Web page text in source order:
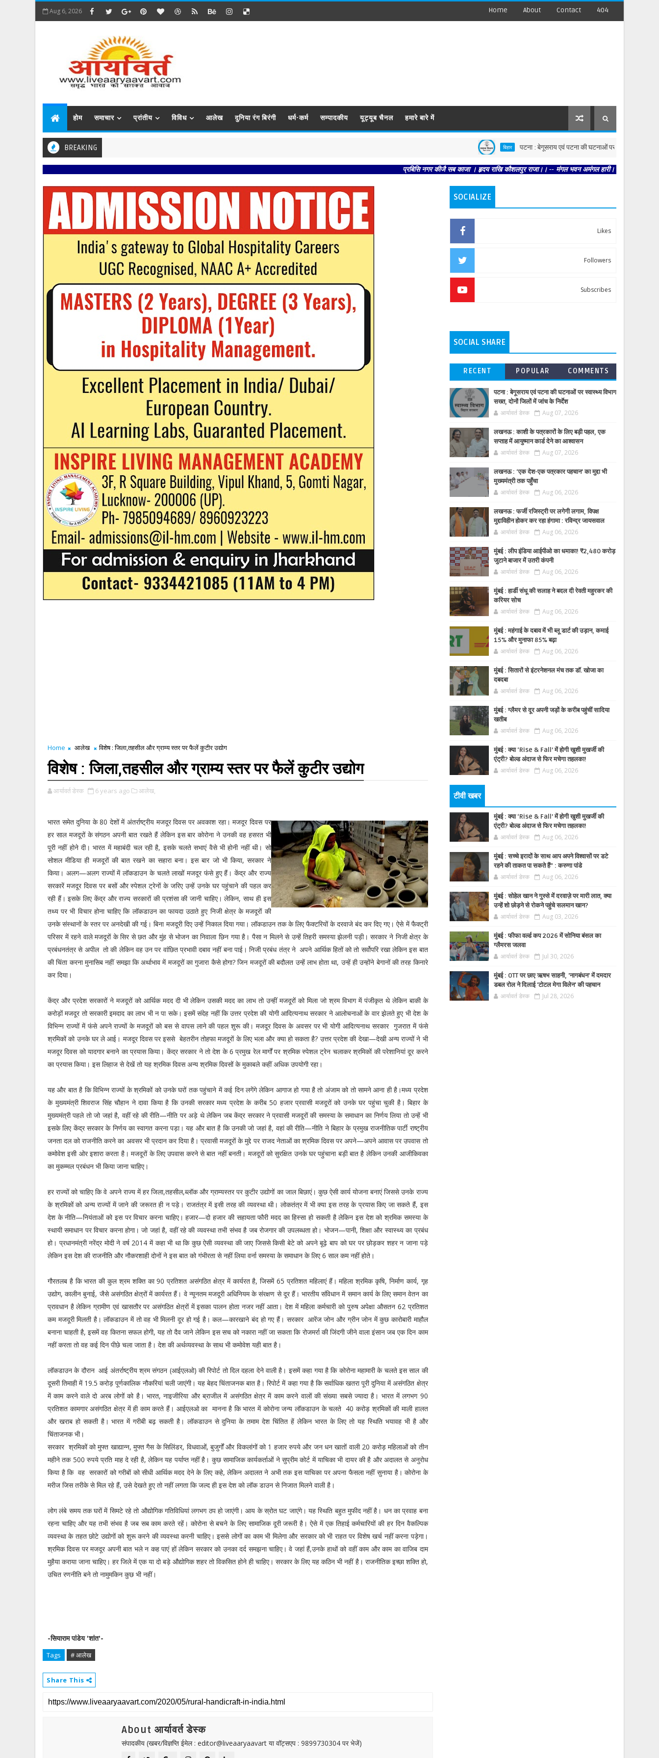
Aug 6, 2026 Home About Contact 404
होम समाचार प्रांतीय विविध आलेख दुनिया रंग बिरंगी धर्म-कर्म सम्पादकीय यूट्यूब चैनल हमारे बारे में
BREAKING बिहार पटना : बेगूसराय एवं पटना की घटनाओं पर स्वास्थ्य विभाग सख्त, दोनों
प्रबिसि नगर कीजै सब काजा । हृदय राखि कौशलपुर राजा।। -- मंगल भवन अमंगल हारी। द्रवहु सुदसरथ अजिर
Home आलेख विशेष : जिला,तहसील और ग्राम्य स्तर पर फैलें कुटीर उद्योग
विशेष : जिला,तहसील और ग्राम्य स्तर पर फैलें कुटीर उद्योग
आर्यावर्त डेस्क 6 years ago आलेख,
भारत समेत दुनिया के 80 देशों में अंतर्राष्ट्रीय मजदूर दिवस पर अवकाश रहा। मजदूर दिवस पर
हर साल मजदूरों के संगठन अपनी बात रखते हैं लेकिन इस बार कोरोना ने उनकी वह हसरत भी
पूरी नहीं होने दी। भारत में महाबंदी चल रही है, इसके चलते सभाएं वैसे भी होनी नहीं थी। सो
सोशल मीडिया ही मजदूरों की बात रखने का सहारा बना। इस बार जो भी किया, सरकार ने
किया। अलग—अलग राज्यों में लॉकडाउन के चलते लाखों मजदूर फंसे हुए हैं। केंद्र और राज्य
सरकारें मजदूर दिवस पर बसों और स्पेशल ट्रेनों के जरिए उन्हें उनके घर पहुंचाने की पहल कर
रही हैं। इसके लिए केंद्र और राज्य सरकारों की प्रशंसा की जानी चाहिए। लेकिन, साथ ही इस
तथ्य पर भी विचार होना चाहिए कि लॉकडाउन का फायदा उठाते हुए निजी क्षेत्र के मजदूरों की
उनके संस्थानों के स्तर पर अनदेखी की गई। बिना मजदूरी दिए उन्हें निकाल दिया गया। लॉकडाउन तक के लिए फैक्टरियों के दरवाजे बंद कर दिए गए। ऐसे में फैक्ट्री
परिसर में रहने वाले मजदूरों के सिर से छत और मुंह से भोजन का निवाला छिन गया है। पैसा न मिलने से उन्हें तिहरी समस्या झेलनी पड़ी। सरकार ने निजी क्षेत्र के
प्रबंधनतंत्र से अपील तो की लेकिन वह उन पर वांछित प्रभावी दबाव नहीं बना पाई। निजी प्रबंध तंत्र ने अपने आर्थिक हितों को तो सर्वोपरि रखा लेकिन इस बात
की चिंता करना मुनासिब नहीं समझा कि अर्थाभाव में मजदूरों का गुजारा कैसे होगा? जिन मजदूरों की बदौलत उन्हें लाभ होता था, उन्हें ही उन्होंने बेगानों की तरह किनारे
कर दिया।
केंद्र और प्रदेश सरकारों ने मजदूरों को आर्थिक मदद दी भी लेकिन उसकी मदद का लाभ तो उन्हीं मजदूरों को मिला जो श्रम विभाग में पंजीकृत थे लेकिन बाकी के
करोड़ों मजदूर तो सरकारी इमदाद का लाभ भी न पा सके। इसमें संदेह नहीं कि उत्तर प्रदेश की योगी आदित्यनाथ सरकार ने आलोचनाओं के वार झेलते हुए भी देश के
विभिन्न राज्यों में फंसे अपने राज्यों के मजदूरों को बस से वापस लाने की पहल शुरू की। मजदूर दिवस के अवसर पर भी योगी आदित्यनाथ सरकार गुजरात में फंसे
श्रमिकों को उनके घर ले आई। मजदूर दिवस पर इससे बेहतरीन तोहफा मजदूरों के लिए भला और क्या हो सकता है? उत्तर प्रदेश की देखा—देखी अन्य राज्यों ने भी
मजदूर दिवस को यादगार बनाने का प्रयास किया। केंद्र सरकार ने तो देश के 6 प्रमुख रेल मार्गों पर श्रमिक स्पेशल ट्रेन चलाकर श्रमिकों की परेशानियां दूर करने
का प्रयास किया। इस लिहाज से देखें तो यह श्रमिक दिवस अन्य श्रमिक दिवसों के मुकाबले कहीं अधिक उपयोगी रहा।
यह और बात है कि विभिन्न राज्यों के श्रमिकों को उनके घरों तक पहुंचाने में कई दिन लगेंगे लेकिन आगाज हो गया है तो अंजाम को तो सामने आना ही है।मध्य प्रदेश
के मुख्यमंत्री शिवराज सिंह चौहान ने दावा किया है कि उनकी सरकार मध्य प्रदेश के करीब 50 हजार प्रवासी मजदूरों को उनके घर पहुंचा चुकी है। बिहार के
मुख्यमंत्री पहले तो जो जहां है, वहीं रहे की रीति—नीति पर अड़े थे लेकिन जब केंद्र सरकार ने प्रवासी मजदूरों की समस्या के समाधान का निर्णय लिया तो उन्हें भी
इसके लिए केंद्र सरकार के निर्णय का स्वागत करना पड़ा। यह और बात है कि उनकी जो जहां है, वहां की रीति—नीति ने बिहार के प्रमुख राजनीतिक पार्टी राष्ट्रीय
जनता दल को राजनीति करने का अवसर भी प्रदान कर दिया है। प्रवासी मजदूरों के मुद्दे पर राजद नेताओं का श्रमिक दिवस पर अपने—अपने आवास पर उपवास तो
कमोवेश इसी ओर इशारा करता है। मजदूरों के लिए उपवास करने से बात नहीं बनती। मजदूरों को सुरक्षित उनके घर पहुंचाना बड़ी बात है लेकिन उनकी आजीकिवका
का मुकम्मल प्रबंधन भी किया जाना चाहिए।
हर राज्यों को चाहिए कि वे अपने राज्य में हर जिला,तहसील,ब्लॉक और ग्राम्यस्तर पर कुटीर उद्योगों का जाल बिछाएं। कुछ ऐसी कार्य योजना बनाएं जिससे उनके राज्य
के श्रमिकों को अन्य राज्यों में जाने की जरूरत ही न पड़े। राजतंत्र में इसी तरह की व्यवस्था थी। लोकतंत्र में भी क्या इस तरह के प्रयास किए जा सकते हैं, इस
देश के नीति—नियंताओं को इस पर विचार करना चाहिए। हजार—दो हजार की सहायता फौरी मदद का हिस्सा हो सकती है लेकिन इस देश को श्रमिक समस्या के
स्थायी समाधान पर विचार करना होगा। जो जहां है, वहीं रहे की व्यवस्था तभी संभव है जब रोजगार की उपलब्धता हो। भोजन—पानी, शिक्षा और स्वास्थ्य का प्रबंध
हो। प्रधानमंत्री नरेंद्र मोदी ने वर्ष 2014 में कहा भी था कि कुछ ऐसी व्यवस्था की जाए जिससे किसी बेटे को अपने बूढ़े बाप को घर पर छोड़कर शहर न जाना पड़े
लेकिन इस देश की राजनीति और नौकरशाही दोनों ने इस बात को गंभीरता से नहीं लिया वर्ना समस्या के समाधान के लिए 6 साल कम नहीं होते।
गौरतलब है कि भारत की कुल श्रम शक्ति का 90 प्रतिशत असंगठित क्षेत्र में कार्यरत है, जिसमें 65 प्रतिशत महिलाएं हैं। महिला श्रमिक कृषि, निर्माण कार्य, गृह
उद्योग, कालीन बुनाई, जैसे असंगठित क्षेत्रों में कार्यरत हैं। वे न्यूनतम मजदूरी अधिनियम के संरक्षण से दूर हैं। भारतीय संविधान में समान कार्य के लिए समान वेतन का
प्रावधान है लेकिन ग्रामीण एवं खासतौर पर असंगठित क्षेत्रों में इसका पालन होता नजर नहीं आता। देश में महिला कर्मचारी को पुरुष अपेक्षा औसतन 62 प्रतिशत
कम मजदूरी मिलती है। लॉकडाउन में तो वह भी मिलनी दूर हो गई है। कल—कारखाने बंद हो गए हैं। सरकार आरेंज जोन और ग्रीन जोन में कुछ कारोबारी माहौल
बनाना चाहती है, इसमें वह कितना सफल होगी, यह तो दैव जाने लेकिन इस सच को नकारा नहीं जा सकता कि रोजमर्रा की जिंदगी जीने वाला इंसान जब एक दिन काम
नहीं करता तो वह कई दिन पीछे चला जाता है। देश की अर्थव्यवस्था के साथ भी कमोवेश यही बात है।
लॉकडाउन के दौरान आई अंतर्राष्ट्रीय श्रम संगठन (आईएलओ) की रिपोर्ट तो दिल दहला देने वाली है। इसमें कहा गया है कि कोरोना महामारी के चलते इस साल की
दूसरी तिमाही में 19.5 करोड़ पूर्णकालिक नौकरियां चली जाएंगी। यह बेहद चिंताजनक बात है। रिपोर्ट में कहा गया है कि सर्वाधिक खतरा पूरी दुनिया में असंगठित क्षेत्र
में काम करने वाले दो अरब लोगों को है। भारत, नाइजीरिया और ब्राजील में असंगठित क्षेत्र में काम करने वालों की संख्या सबसे ज्यादा है। भारत में लगभग 90
प्रतिशत कामगार असंगठित क्षेत्र में ही काम करते हैं। आईएलओ का मानना है कि भारत में कोरोना जन्य लॉकडाउन के चलते 40 करोड़ श्रमिकों की माली हालत
और खराब हो सकती है। भारत में गरीबी बढ़ सकती है। लॉकडाउन से दुनिया के तमाम देश चिंतित हें लेकिन भारत के लिए तो यह स्थिति भयावह भी है और
चिंताजनक भी।
सरकार श्रमिकों को मुफ्त खाद्यान्न, मुफ्त गैस के सिलिंडर, विधवाओं, बुजुर्गों और विकलांगों को 1 हजार रुपये और जन धन खातों वाली 20 करोड़ महिलाओं को तीन
महीने तक 500 रुपये प्रति माह दे रही है, लेकिन यह पर्याप्त नहीं है। कुछ सामाजिक कार्यकर्ताओं ने सुप्रीम कोर्ट में याचिका भी दायर की है और अदालत से अनुरोध
किया है कि वह सरकारों को गरीबों को सीधी आर्थिक मदद देने के लिए कहे, लेकिन अदालत ने अभी तक इस याचिका पर अपना फैसला नहीं सुनाया है। कोरोना के
मरीज जिस तरीके से मिल रहे हैं, उसे देखते हुए तो नहीं लगता कि जल्द ही इस देश को लॉक डाउन से निजात मिलने वाली है।
लोग लंबे समय तक घरों में सिमटे रहे तो औद्योगिक गतिविधियां लगभग ठप हो जाएंगी। आय के स्रोत घट जाएंगे। यह स्थिति बहुत मुफीद नहीं है। धन का प्रवाह बना
रहना चाहिए और यह तभी संभव है जब सब काम करते रहें। कोरोना से बचने के लिए सामाजिक दूरी जरूरी है। ऐसे में एक तिहाई कर्मचारियों की हर दिन वैकल्पिक
व्यवस्था के तहत छोटे उद्योगों को शुरू करने की व्यवस्था करनी चाहिए। इससे लोगों का काम भी मिलेगा और सरकार को भी राहत पर विशेष खर्च नहीं करना पड़ेगा।
श्रमिक दिवस पर मजदूर अपनी बात भले न कह पाएं हों लेकिन सरकार को उनका दर्द समझना चाहिए। वे जहां हैं,उनके हाथों को वहीं काम और काम का वाजिब दाम
मुहैया कराया जाना चाहिए। हर जिले में एक या दो बड़े औद्योगिक शहर तो विकसित होने ही चाहिए। सरकार के लिए यह कठिन भी नहीं है। राजनीतिक इच्छा शक्ति हो,
उचित रणनीति बने तो नामुमकिन कुछ भी नहीं।
-सियाराम पांडेय 'शांत'-
Tags # आलेख
Share This
About आर्यावर्त डेस्क
संपादकीय (खबर/विज्ञप्ति ईमेल : editor@liveaaryaavart या वॉट्सएप : 9899730304 पर भेजें)
SOCIALIZE
Likes
Followers
Subscribes
SOCIAL SHARE
RECENT POPULAR COMMENTS
पटना : बेगूसराय एवं पटना की घटनाओं पर स्वास्थ्य विभाग
सख्त, दोनों जिलों में जांच के निर्देश
आर्यावर्त डेस्क Aug 07, 2026
लखनऊ : काशी के पत्रकारों के लिए बड़ी पहल, एक
सप्ताह में आयुष्मान कार्ड देने का आश्वासन
आर्यावर्त डेस्क Aug 07, 2026
लखनऊ : ‘एक देश-एक पत्रकार पहचान’ का मुद्दा भी
मुख्यमंत्री तक पहुँचा
आर्यावर्त डेस्क Aug 06, 2026
लखनऊ : फर्जी रजिस्ट्री पर लगेगी लगाम, विपक्ष
मुद्दाविहीन होकर कर रहा हंगामा : रविन्द्र जायसवाल
आर्यावर्त डेस्क Aug 06, 2026
मुंबई : लीप इंडिया आईपीओ का धमाका! ₹2,480 करोड़
जुटाने बाजार में उतरी कंपनी
आर्यावर्त डेस्क Aug 06, 2026
मुंबई : हार्डी संधू की सलाह ने बदल दी रेवती महुरकर की
करियर सोच
आर्यावर्त डेस्क Aug 06, 2026
मुंबई : महंगाई के दबाव में भी ब्लू डार्ट की उड़ान, कमाई
15% और मुनाफा 85% बढ़ा
आर्यावर्त डेस्क Aug 06, 2026
मुंबई : सितारों से इंटरनेशनल मंच तक डॉ. खोजा का
दबदबा
आर्यावर्त डेस्क Aug 06, 2026
मुंबई : ग्लैमर से दूर अपनी जड़ों के करीब पहुंचीं सादिया
खतीब
आर्यावर्त डेस्क Aug 06, 2026
मुंबई : क्या ‘Rise & Fall’ में होगी खुशी मुखर्जी की
एंट्री? बोल्ड अंदाज से फिर मचेगा तहलका!
आर्यावर्त डेस्क Aug 06, 2026
टीवी खबर
मुंबई : क्या ‘Rise & Fall’ में होगी खुशी मुखर्जी की
एंट्री? बोल्ड अंदाज से फिर मचेगा तहलका!
आर्यावर्त डेस्क Aug 06, 2026
मुंबई : सच्चे इरादों के साथ आप अपने विश्वासों पर डटे
रहने की ताकत पा सकते हैं” : करुणा पांडे
आर्यावर्त डेस्क Aug 06, 2026
मुंबई : सोहेल खान ने गुस्से में दरवाज़े पर मारी लात, क्या
उन्हें शो छोड़ने से रोकने पहुंचे सलमान खान?
आर्यावर्त डेस्क Aug 03, 2026
मुंबई : फीफा वर्ल्ड कप 2026 में सोनिया बंसल का
ग्लैमरस जलवा
आर्यावर्त डेस्क Jul 30, 2026
मुंबई : OTT पर छाए ऋषभ साहनी, 'नागबंधन' में दमदार
डबल रोल ने दिलाई 'टोटल मेगा विलेन' की पहचान
आर्यावर्त डेस्क Jul 28, 2026